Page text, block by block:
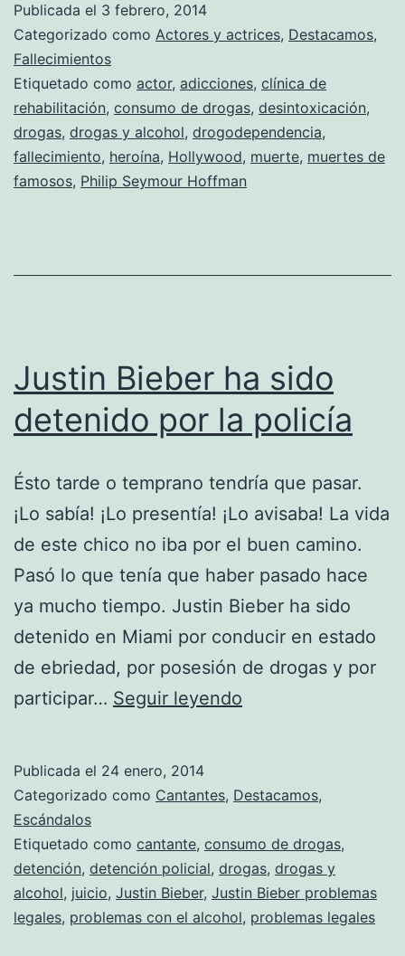
Hoffman
Publicada el 3 febrero, 2014
Categorizado como Actores y actrices, Destacamos,
Fallecimientos
Etiquetado como actor, adicciones, clínica de
rehabilitación, consumo de drogas, desintoxicación,
drogas, drogas y alcohol, drogodependencia,
fallecimiento, heroína, Hollywood, muerte, muertes de
famosos, Philip Seymour Hoffman
Justin Bieber ha sido
detenido por la policía
Ésto tarde o temprano tendría que pasar.
¡Lo sabía! ¡Lo presentía! ¡Lo avisaba! La vida
de este chico no iba por el buen camino.
Pasó lo que tenía que haber pasado hace
ya mucho tiempo. Justin Bieber ha sido
detenido en Miami por conducir en estado
de ebriedad, por posesión de drogas y por
participar… Seguir leyendo
sido
por
la
policía
Publicada el 24 enero, 2014
Categorizado como Cantantes, Destacamos,
Escándalos
Etiquetado como cantante, consumo de drogas,
detención, detención policial, drogas, drogas y
alcohol, juicio, Justin Bieber, Justin Bieber problemas
legales, problemas con el alcohol, problemas legales